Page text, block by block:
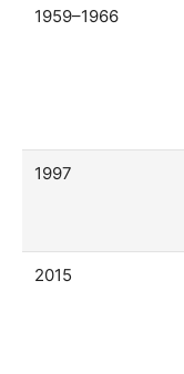
1959–1966
1997
2015